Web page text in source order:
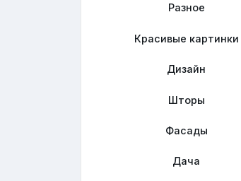
Разное
Красивые картинки
Дизайн
Шторы
Фасады
Дача